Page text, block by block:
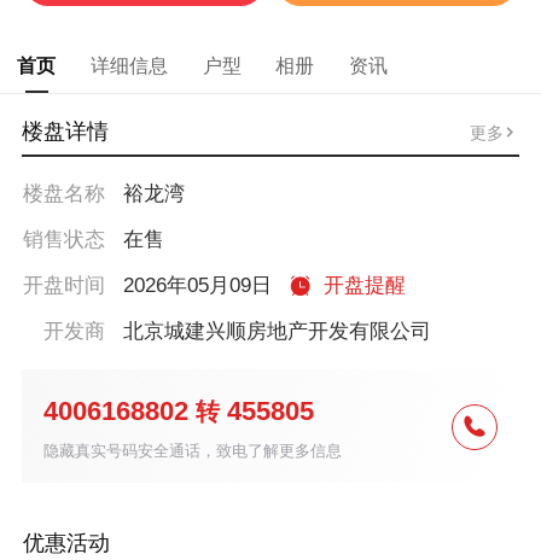
首页 详细信息 户型 相册 资讯
楼盘详情 更多
楼盘名称
裕龙湾
销售状态
在售
开盘时间
2026年05月09日
开盘提醒
开发商
北京城建兴顺房地产开发有限公司
4006168802 转 455805
隐藏真实号码安全通话，致电了解更多信息
优惠活动